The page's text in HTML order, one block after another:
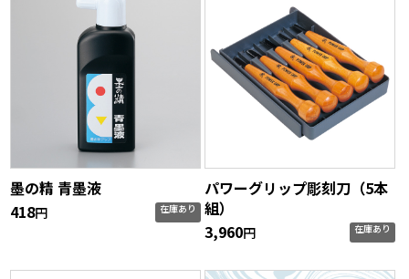
墨の精 青墨液
418円 在庫あり
パワーグリップ彫刻刀（5本
組）
3,960円 在庫あり